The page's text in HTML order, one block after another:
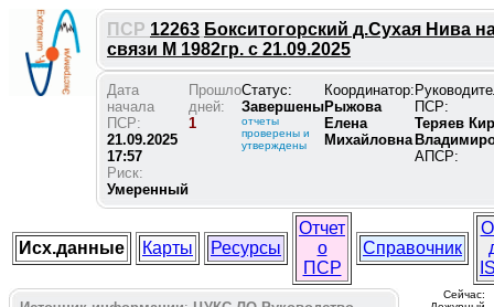
ПСР 12263 Бокситогорский д.Сухая Нива
связи М 1982гр. с 21.09.2025
Дата
начала
ПСР:
21.09.2025
17:57
Риск:
Умеренный
Прошло
дней:
1
Статус:
Завершены
отчеты
проверены и
утверждены
Координатор:
Рыжова
Елена
Михайловна
ПСР:
Теряев
АПСР:
Исх.данные Карты Ресурсы
Отчет
о
ПСР
Справочник
Сейчас: